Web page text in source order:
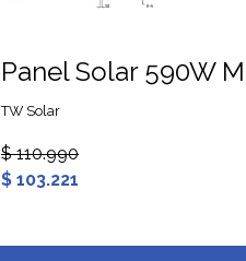
TW Solar
$ 110.990
$ 103.221